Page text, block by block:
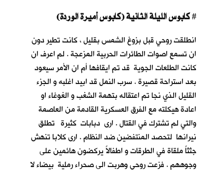
كابوس الليلة الثانية (كابوس أميرة الوردة)#
انطلقت روحي قبل بزوغ الشمس بقليل ، كانت تطير دون
ان تسمع اصوات الطائرات الحربية المزعجة . لم اعرف ان
كانت الطلعات الجوية قد تم ايقافها أم ان الأمر سيعود
بعد استراحة قصيرة . سرب النمل قد ابيد اغلبه و الجزء
القليل الذي نجا تم اعتقاله بتهمة الشغب و الغوغاء او
اعادة هيكلته مع الفرق العسكرية القادمة من العاصمة
والتي لم تشترك في القتال . ارى دبابات كثيرة تطلق
نيرانها لتحصد المنتفضين ضد النظام . ارى كلابا تنهش
جثثاً ملقاة في الطرقات و اطفالاً يركضون هائمين على
وجوههم . فزعت روحي وهربت الى صحراء رملية بيضاء لا